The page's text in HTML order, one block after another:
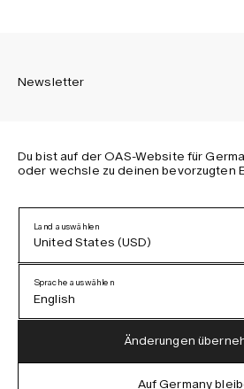
Newsletter
Melden Sie sich an, um die neuesten
Datenschutzerklärung
AGB
Barrierefreiheit
Cookie-Richtlinie
Du bist auf der OAS-Website für
oder wechsle zu deinen bevorzugten
Land auswählen
United States (USD)
Austria (EUR)
Sprache auswählen
English
German
Änderungen
Auf Germany